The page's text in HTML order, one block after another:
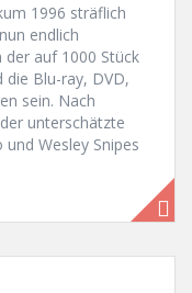
1996 sträflich
endlich
auf 1000 Stück
die Blu-ray, DVD,
sein. Nach
unterschätzte
Wesley Snipes